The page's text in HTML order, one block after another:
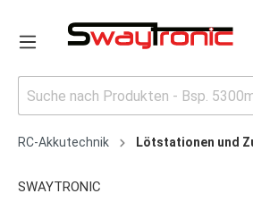
RC-Akkutechnik Lötstationen und
SWAYTRONIC